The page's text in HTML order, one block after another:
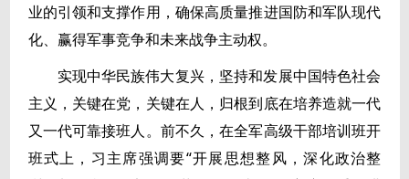
业的引领和支撑作用，确保高质量推进国防和军队现代
化、赢得军事竞争和未来战争主动权。
实现中华民族伟大复兴，坚持和发展中国特色社会
主义，关键在党，关键在人，归根到底在培养造就一代
又一代可靠接班人。前不久，在全军高级干部培训班开
班式上，习主席强调要“开展思想整风，深化政治整